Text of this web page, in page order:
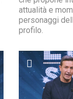
attualità e
personaggi
profilo.